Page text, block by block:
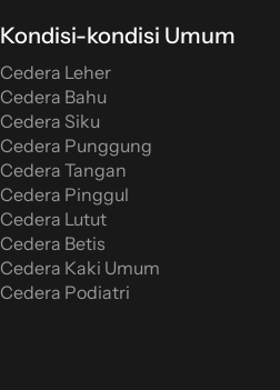
Kondisi-kondisi Umum
Cedera Leher
Cedera Bahu
Cedera Siku
Cedera Punggung
Cedera Tangan
Cedera Pinggul
Cedera Lutut
Cedera Betis
Cedera Kaki Umum
Cedera Podiatri